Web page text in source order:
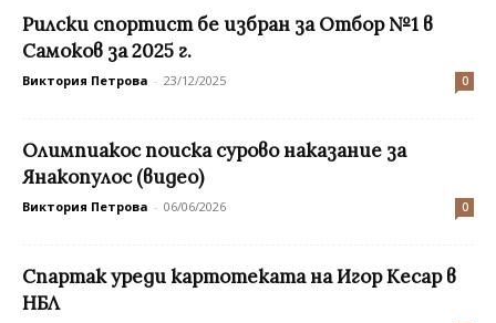
Рилски спортист бе избран за Отбор №1 в
Самоков за 2025 г.
Виктория Петрова - 23/12/2025 0
Олимпиакос поиска сурово наказание за
Янакопулос (видео)
Виктория Петрова - 06/06/2026 0
Спартак уреди картотеката на Игор Кесар в
НБЛ